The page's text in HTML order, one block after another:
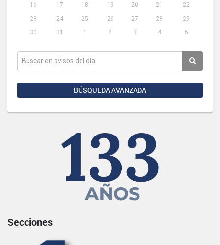
16
17 18 19 20 21
22
23
24 25 26 27 28
29
30
31 1 2 3 4 5
BÚSQUEDA AVANZADA
Secciones